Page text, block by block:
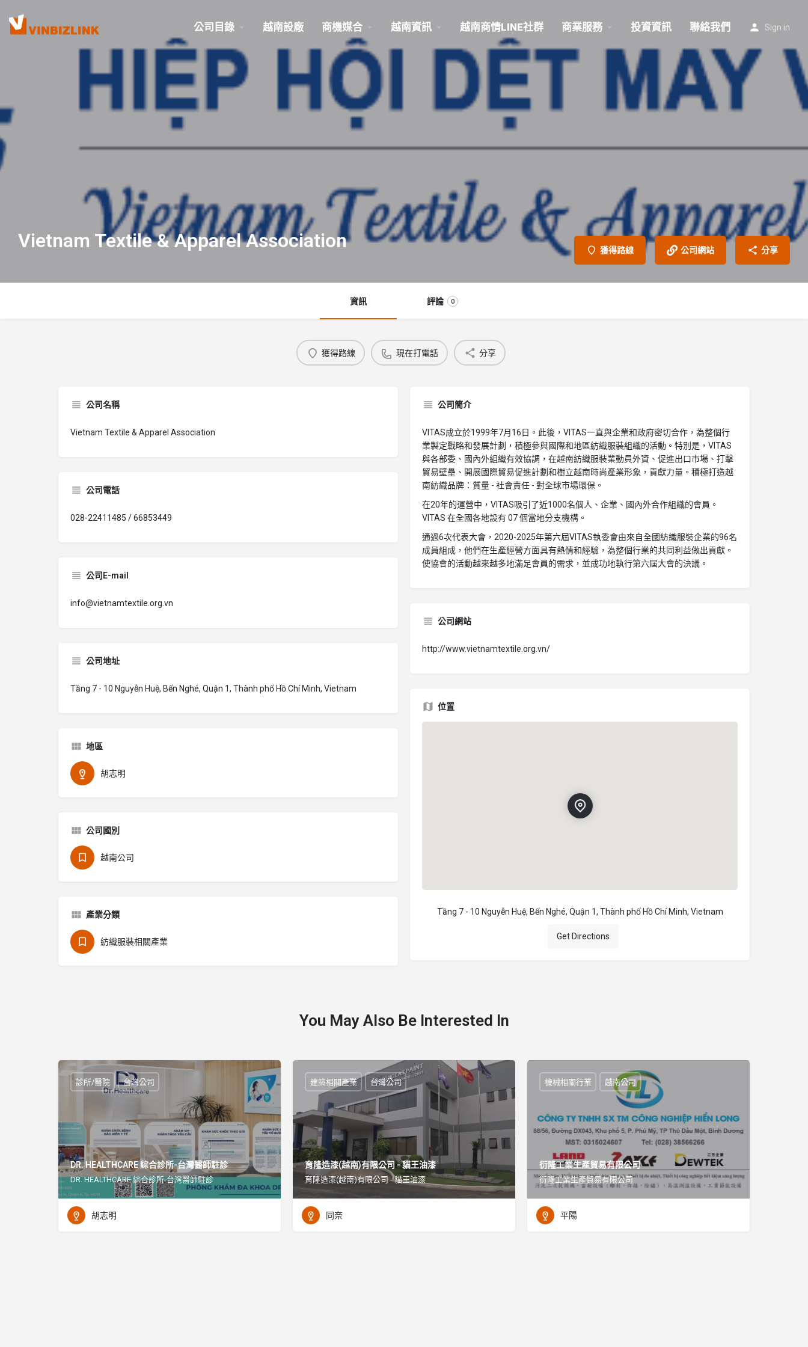
公司目錄 越南設廠 商機媒合 越南資訊 越南商情LINE社群 商業服務 投資資訊 聯絡我們 Sign in
Vietnam Textile & Apparel Association 獲得路線 公司網站 分享
資訊 評論 0
獲得路線 現在打電話 分享
公司名稱
Vietnam Textile & Apparel Association
公司簡介
VITAS成立於1999年7月16日。此後，VI​​TAS一直與企業和政府密切合作，為整個行
業製定戰略和發展計劃，積極參與國際和地區紡織服裝組織的活動。特別是，VITAS
與各部委、國內外組織有效協調，在越南紡織服裝業動員外資、促進出口市場、打擊
貿易壁壘、開展國際貿易促進計劃和樹立越南時尚產業形象，貢獻力量。積極打造越
南紡織品牌：質量 - 社會責任 - 對全球市場環保。
在20年的運營中，VITAS吸引了近1000名個人、企業、國內外合作組織的會員。
VITAS 在全國各地設有 07 個當地分支機構。
通過6次代表大會，2020-2025年第六屆VITAS執委會由來自全國紡織服裝企業的96名
成員組成，他們在生產經營方面具有熱情和經驗，為整個行業的共同利益做出貢獻。
使協會的活動越來越多地滿足會員的需求，並成功地執行第六屆大會的決議。
公司電話
028-22411485 / 66853449
公司E-mail
info@vietnamtextile.org.vn
公司網站
http://www.vietnamtextile.org.vn/
公司地址
Tầng 7 - 10 Nguyễn Huệ, Bến Nghé, Quận 1, Thành phố Hồ Chí Minh, Vietnam
位置
Tầng 7 - 10 Nguyễn Huệ, Bến Nghé, Quận 1, Thành phố Hồ Chí Minh, Vietnam
Get Directions
地區
胡志明
公司國別
越南公司
產業分類
紡織服裝相關產業
You May Also Be Interested In
DR. HEALTHCARE 綜合診所-台灣醫師駐診
DR. HEALTHCARE 綜合診所-台灣醫師駐診
診所/醫院 台灣公司
胡志明
育隆造漆(越南)有限公司 - 貓王油漆
育隆造漆(越南)有限公司 - 貓王油漆
建築相關產業 台灣公司
同奈
衍隆工業生產貿易有限公司
衍隆工業生產貿易有限公司
機械相關行業 越南公司
平陽